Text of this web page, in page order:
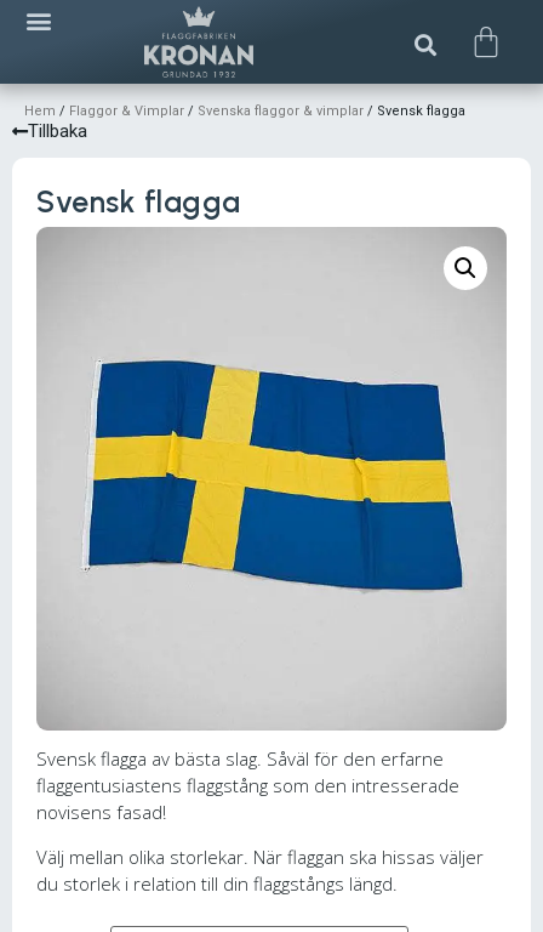
Hem / Flaggor & Vimplar / Svenska flaggor & vimplar / Svensk flagga
Tillbaka
Svensk flagga
Svensk flagga av bästa slag. Såväl för den erfarne
flaggentusiastens flaggstång som den intresserade
novisens fasad!
Välj mellan olika storlekar. När flaggan ska hissas väljer
du storlek i relation till din flaggstångs längd.